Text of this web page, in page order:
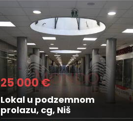
25 000 €
Lokal u podzemnom
prolazu, cg, Niš